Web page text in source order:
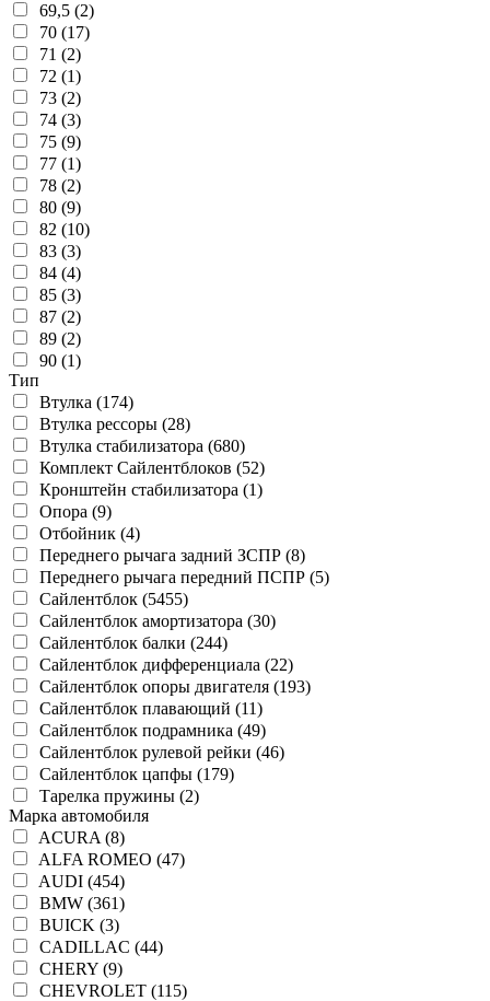
69,5 (2)
70 (17)
71 (2)
72 (1)
73 (2)
74 (3)
75 (9)
77 (1)
78 (2)
80 (9)
82 (10)
83 (3)
84 (4)
85 (3)
87 (2)
89 (2)
90 (1)
Тип
Втулка (174)
Втулка рессоры (28)
Втулка стабилизатора (680)
Комплект Сайлентблоков (52)
Кронштейн стабилизатора (1)
Опора (9)
Отбойник (4)
Переднего рычага задний ЗСПР (8)
Переднего рычага передний ПСПР (5)
Сайлентблок (5455)
Сайлентблок амортизатора (30)
Сайлентблок балки (244)
Сайлентблок дифференциала (22)
Сайлентблок опоры двигателя (193)
Сайлентблок плавающий (11)
Сайлентблок подрамника (49)
Сайлентблок рулевой рейки (46)
Сайлентблок цапфы (179)
Тарелка пружины (2)
Марка автомобиля
ACURA (8)
ALFA ROMEO (47)
AUDI (454)
BMW (361)
BUICK (3)
CADILLAC (44)
CHERY (9)
CHEVROLET (115)